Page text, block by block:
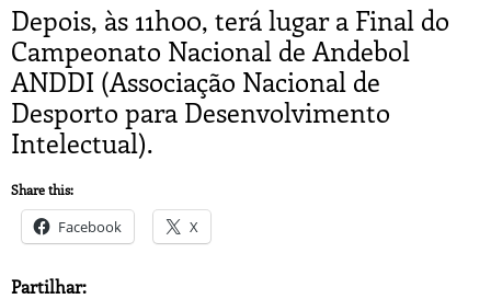
Depois, às 11h00, terá lugar a Final do
Campeonato Nacional de Andebol
ANDDI (Associação Nacional de
Desporto para Desenvolvimento
Intelectual).
Share this:
Facebook X
Partilhar: